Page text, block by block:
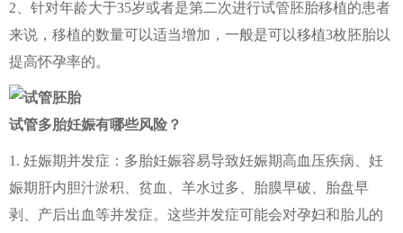
2、针对年龄大于35岁或者是第二次进行试管胚胎移植的患者
来说，移植的数量可以适当增加，一般是可以移植3枚胚胎以
提高怀孕率的。
试管多胎妊娠有哪些风险？
1. 妊娠期并发症：多胎妊娠容易导致妊娠期高血压疾病、妊
娠期肝内胆汁淤积、贫血、羊水过多、胎膜早破、胎盘早
剥、产后出血等并发症。这些并发症可能会对孕妇和胎儿的